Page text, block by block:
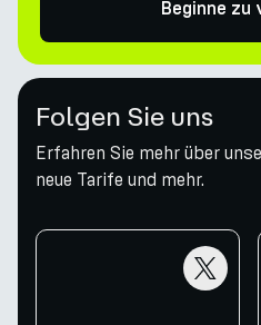
Beginne zu
Folgen Sie uns
Erfahren Sie mehr über
neue Tarife und mehr.